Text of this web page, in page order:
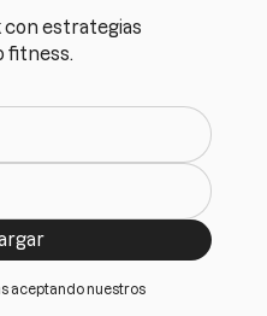
con estrategias
fitness.
aceptando nuestros